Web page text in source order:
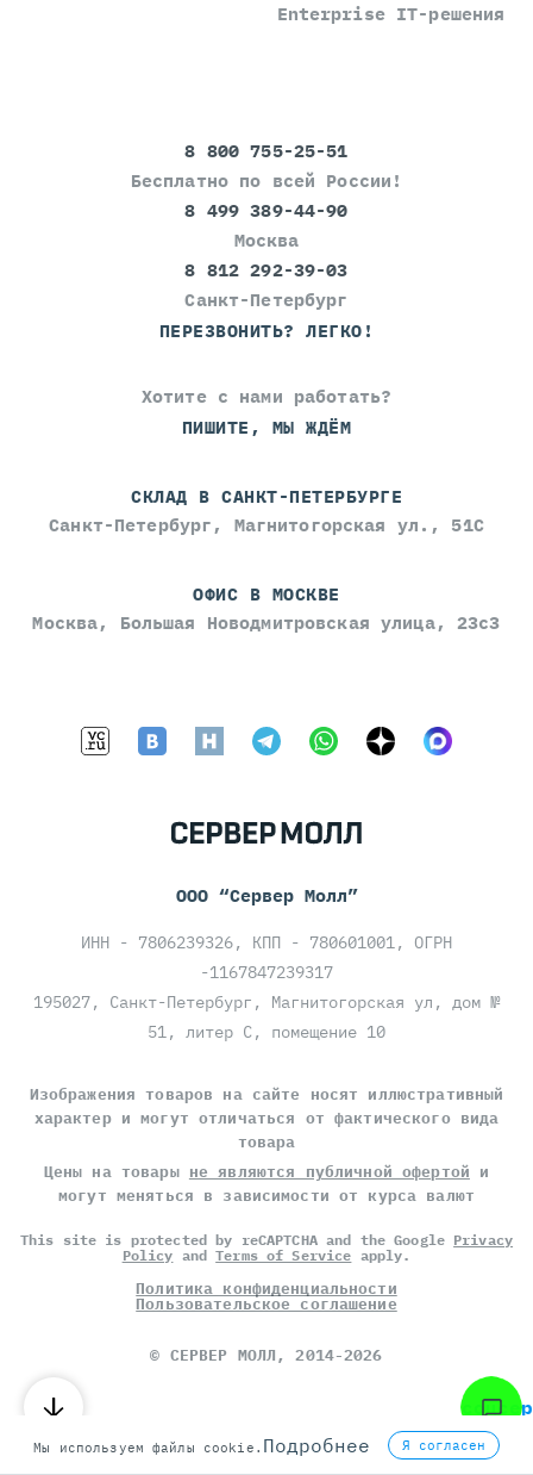
Enterprise IT-решения
8 800 755-25-51
Бесплатно по всей России!
8 499 389-44-90
Москва
8 812 292-39-03
Санкт-Петербург
ПЕРЕЗВОНИТЬ? ЛЕГКО!
Хотите с нами работать?
ПИШИТЕ, МЫ ЖДЁМ
СКЛАД В САНКТ-ПЕТЕРБУРГЕ
Санкт-Петербург, Магнитогорская ул., 51С
ОФИС В МОСКВЕ
Москва, Большая Новодмитровская улица, 23с3
ООО “Сервер Молл”
ИНН - 7806239326, КПП - 780601001, ОГРН
-1167847239317
195027, Санкт-Петербург, Магнитогорская ул, дом №
51, литер С, помещение 10
Изображения товаров на сайте носят иллюстративный
характер и могут отличаться от фактического вида
товара
Цены на товары не являются публичной офертой и
могут меняться в зависимости от курса валют
This site is protected by reCAPTCHA and the Google Privacy
Policy andTerms of Service apply.
Политика конфиденциальности
Пользовательское соглашение
© СЕРВЕР МОЛЛ, 2014-2026
Мы используем файлы cookie. Подробнее Я согласен